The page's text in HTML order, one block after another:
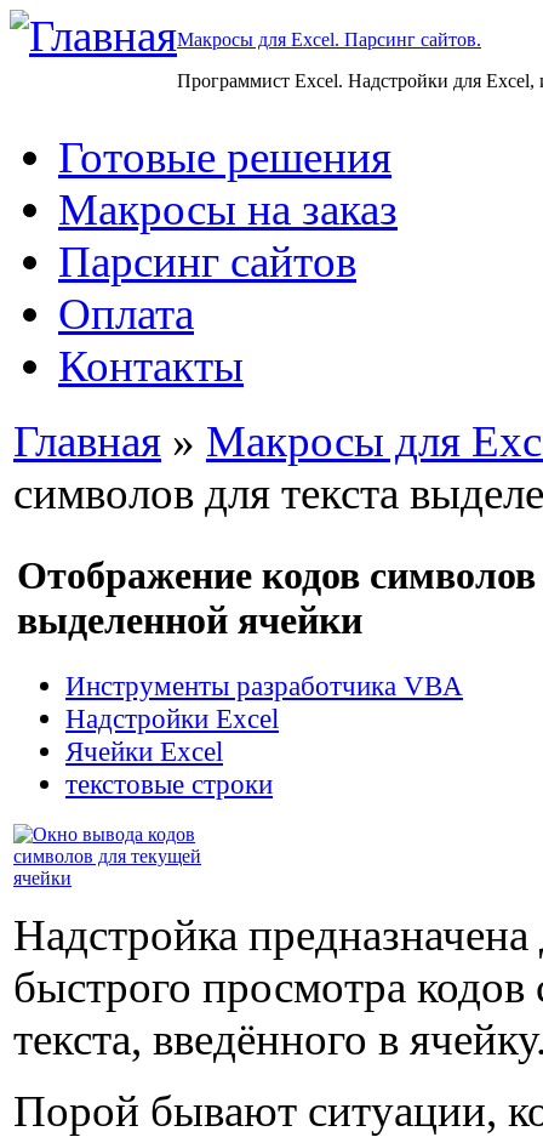
Макросы для Excel. Парсинг сайтов.
Программист Excel. Надстройки для Excel,
Готовые решения
Макросы на заказ
Парсинг сайтов
Оплата
Контакты
Главная » Макросы для
символов для текста
Отображение кодов символов
выделенной ячейки
Инструменты разработчика VBA
Надстройки Excel
Ячейки Excel
текстовые строки
Надстройка предназначена
быстрого просмотра кодов
текста, введённого в
Порой бывают ситуации,